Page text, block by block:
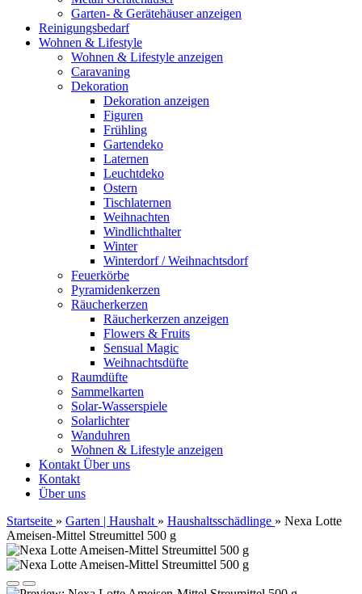
Garten- & Gerätehäuser anzeigen
Reinigungsbedarf
Wohnen & Lifestyle
Wohnen & Lifestyle anzeigen
Caravaning
Dekoration
Dekoration anzeigen
Figuren
Frühling
Gartendeko
Laternen
Leuchtdeko
Ostern
Tischlaternen
Weihnachten
Windlichthalter
Winter
Winterdorf / Weihnachtsdorf
Feuerkörbe
Pyramidenkerzen
Räucherkerzen
Räucherkerzen anzeigen
Flowers & Fruits
Sensual Magic
Weihnachtsdüfte
Raumdüfte
Sammelkarten
Solar-Wasserspiele
Solarlichter
Wanduhren
Wohnen & Lifestyle anzeigen
Kontakt Über uns
Kontakt
Über uns
Startseite » Garten | Haushalt » Haushaltsschädlinge » Nexa Lotte
Ameisen-Mittel Streumittel 500 g